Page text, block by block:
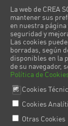
Análisis
La web de CREA
mantener sus
en nuestra
seguridad y
Las cookies
borradas, según
disponibles en la
de su navegador,
Política de
Cookies
Cookies
Otras Cookies